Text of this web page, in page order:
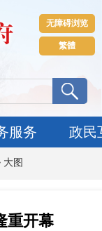
无障碍浏览
繁體
服务 政民
大图
重开幕